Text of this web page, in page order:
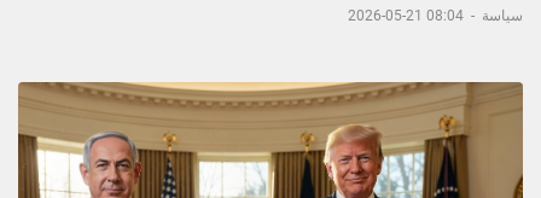
سياسة -
08:04 21-05-2026